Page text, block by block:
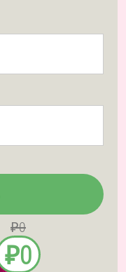
₽0
₽0